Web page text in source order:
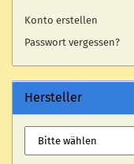
Konto erstellen
Passwort vergessen?
Hersteller